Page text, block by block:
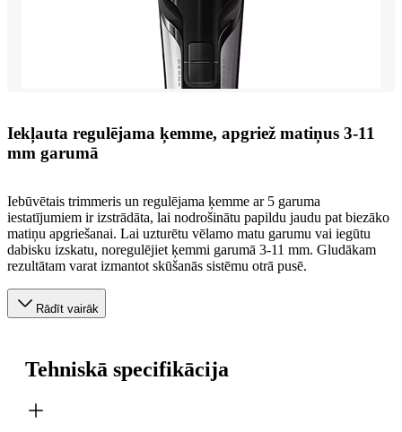
Iekļauta regulējama ķemme, apgriež matiņus 3-11
mm garumā
Iebūvētais trimmeris un regulējama ķemme ar 5 garuma
iestatījumiem ir izstrādāta, lai nodrošinātu papildu jaudu pat biezāko
matiņu apgriešanai. Lai uzturētu vēlamo matu garumu vai iegūtu
dabisku izskatu, noregulējiet ķemmi garumā 3-11 mm. Gludākam
rezultātam varat izmantot skūšanās sistēmu otrā pusē.
Rādīt vairāk
Tehniskā specifikācija